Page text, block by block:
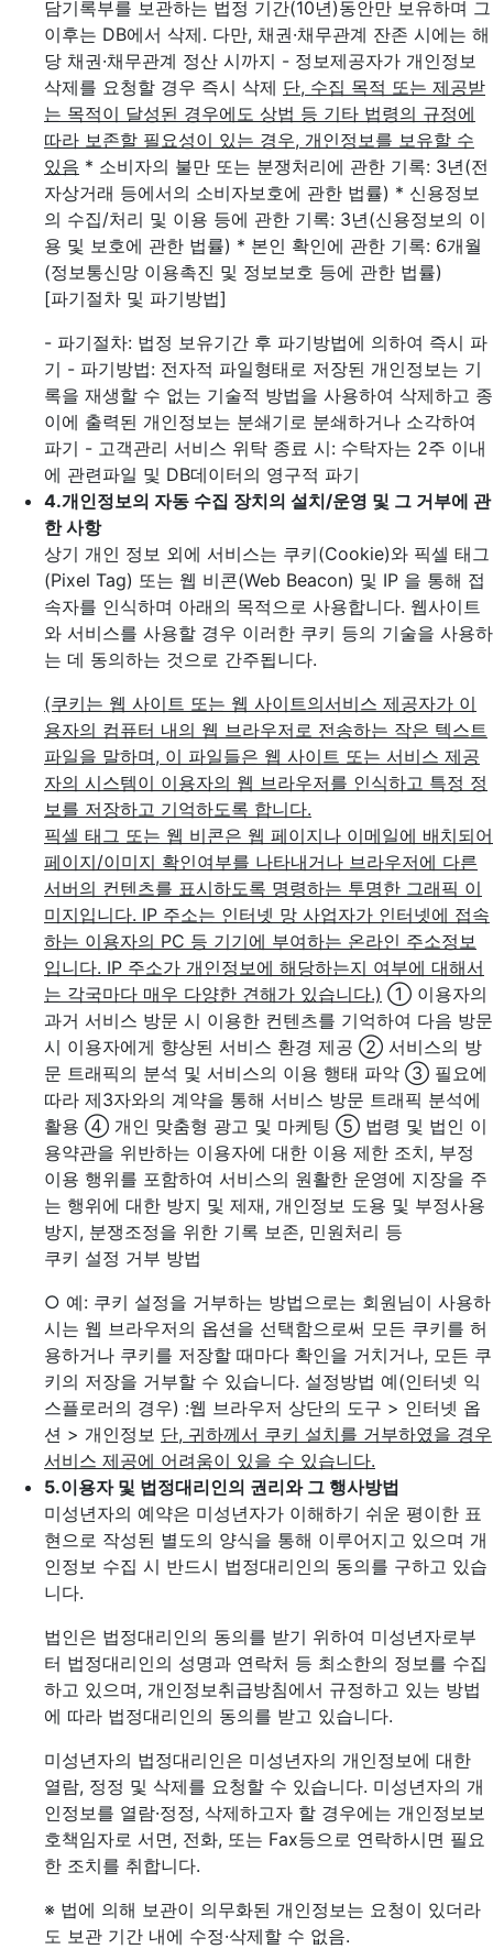
담기록부를 보관하는 법정 기간(10년)동안만 보유하며 그
이후는 DB에서 삭제. 다만, 채권·채무관계 잔존 시에는 해
당 채권·채무관계 정산 시까지 - 정보제공자가 개인정보
삭제를 요청할 경우 즉시 삭제 단, 수집 목적 또는 제공받
는 목적이 달성된 경우에도 상법 등 기타 법령의 규정에
따라 보존할 필요성이 있는 경우, 개인정보를 보유할 수
있음 * 소비자의 불만 또는 분쟁처리에 관한 기록: 3년(전
자상거래 등에서의 소비자보호에 관한 법률) * 신용정보
의 수집/처리 및 이용 등에 관한 기록: 3년(신용정보의 이
용 및 보호에 관한 법률) * 본인 확인에 관한 기록: 6개월
(정보통신망 이용촉진 및 정보보호 등에 관한 법률)
[파기절차 및 파기방법]
- 파기절차: 법정 보유기간 후 파기방법에 의하여 즉시 파
기 - 파기방법: 전자적 파일형태로 저장된 개인정보는 기
록을 재생할 수 없는 기술적 방법을 사용하여 삭제하고 종
이에 출력된 개인정보는 분쇄기로 분쇄하거나 소각하여
파기 - 고객관리 서비스 위탁 종료 시: 수탁자는 2주 이내
에 관련파일 및 DB데이터의 영구적 파기
4.개인정보의 자동 수집 장치의 설치/운영 및 그 거부에 관
한 사항
상기 개인 정보 외에 서비스는 쿠키(Cookie)와 픽셀 태그
(Pixel Tag) 또는 웹 비콘(Web Beacon) 및 IP 을 통해 접
속자를 인식하며 아래의 목적으로 사용합니다. 웹사이트
와 서비스를 사용할 경우 이러한 쿠키 등의 기술을 사용하
는 데 동의하는 것으로 간주됩니다.
(쿠키는 웹 사이트 또는 웹 사이트의서비스 제공자가 이
용자의 컴퓨터 내의 웹 브라우저로 전송하는 작은 텍스트
파일을 말하며, 이 파일들은 웹 사이트 또는 서비스 제공
자의 시스템이 이용자의 웹 브라우저를 인식하고 특정 정
보를 저장하고 기억하도록 합니다.
픽셀 태그 또는 웹 비콘은 웹 페이지나 이메일에 배치되어
페이지/이미지 확인여부를 나타내거나 브라우저에 다른
서버의 컨텐츠를 표시하도록 명령하는 투명한 그래픽 이
미지입니다. IP 주소는 인터넷 망 사업자가 인터넷에 접속
하는 이용자의 PC 등 기기에 부여하는 온라인 주소정보
입니다. IP 주소가 개인정보에 해당하는지 여부에 대해서
는 각국마다 매우 다양한 견해가 있습니다.) ① 이용자의
과거 서비스 방문 시 이용한 컨텐츠를 기억하여 다음 방문
시 이용자에게 향상된 서비스 환경 제공 ② 서비스의 방
문 트래픽의 분석 및 서비스의 이용 행태 파악 ③ 필요에
따라 제3자와의 계약을 통해 서비스 방문 트래픽 분석에
활용 ④ 개인 맞춤형 광고 및 마케팅 ⑤ 법령 및 법인 이
용약관을 위반하는 이용자에 대한 이용 제한 조치, 부정
이용 행위를 포함하여 서비스의 원활한 운영에 지장을 주
는 행위에 대한 방지 및 제재, 개인정보 도용 및 부정사용
방지, 분쟁조정을 위한 기록 보존, 민원처리 등
쿠키 설정 거부 방법
○ 예: 쿠키 설정을 거부하는 방법으로는 회원님이 사용하
시는 웹 브라우저의 옵션을 선택함으로써 모든 쿠키를 허
용하거나 쿠키를 저장할 때마다 확인을 거치거나, 모든 쿠
키의 저장을 거부할 수 있습니다. 설정방법 예(인터넷 익
스플로러의 경우) :웹 브라우저 상단의 도구 > 인터넷 옵
션 > 개인정보 단, 귀하께서 쿠키 설치를 거부하였을 경우
서비스 제공에 어려움이 있을 수 있습니다.
5.이용자 및 법정대리인의 권리와 그 행사방법
미성년자의 예약은 미성년자가 이해하기 쉬운 평이한 표
현으로 작성된 별도의 양식을 통해 이루어지고 있으며 개
인정보 수집 시 반드시 법정대리인의 동의를 구하고 있습
니다.
법인은 법정대리인의 동의를 받기 위하여 미성년자로부
터 법정대리인의 성명과 연락처 등 최소한의 정보를 수집
하고 있으며, 개인정보취급방침에서 규정하고 있는 방법
에 따라 법정대리인의 동의를 받고 있습니다.
미성년자의 법정대리인은 미성년자의 개인정보에 대한
열람, 정정 및 삭제를 요청할 수 있습니다. 미성년자의 개
인정보를 열람·정정, 삭제하고자 할 경우에는 개인정보보
호책임자로 서면, 전화, 또는 Fax등으로 연락하시면 필요
한 조치를 취합니다.
※ 법에 의해 보관이 의무화된 개인정보는 요청이 있더라
도 보관 기간 내에 수정·삭제할 수 없음.